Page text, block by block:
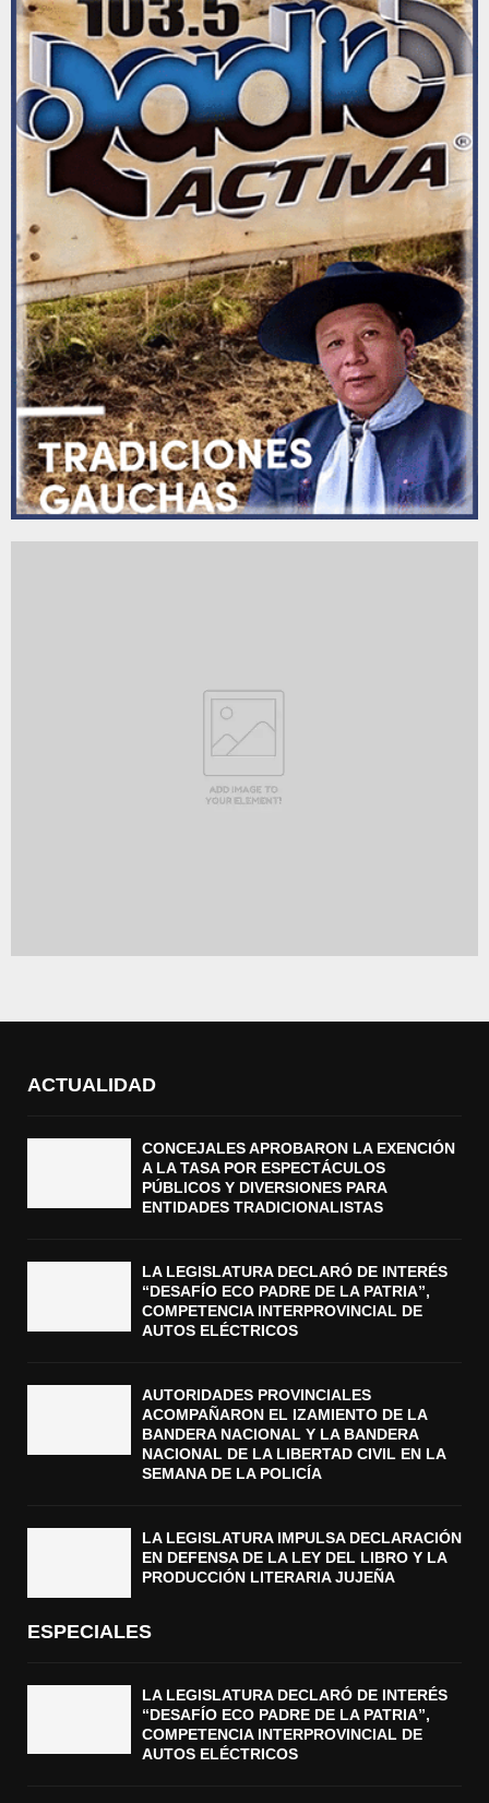
ACTUALIDAD
CONCEJALES APROBARON LA EXENCIÓN
A LA TASA POR ESPECTÁCULOS
PÚBLICOS Y DIVERSIONES PARA
ENTIDADES TRADICIONALISTAS
LA LEGISLATURA DECLARÓ DE INTERÉS
“DESAFÍO ECO PADRE DE LA PATRIA”,
COMPETENCIA INTERPROVINCIAL DE
AUTOS ELÉCTRICOS
AUTORIDADES PROVINCIALES
ACOMPAÑARON EL IZAMIENTO DE LA
BANDERA NACIONAL Y LA BANDERA
NACIONAL DE LA LIBERTAD CIVIL EN LA
SEMANA DE LA POLICÍA
LA LEGISLATURA IMPULSA DECLARACIÓN
EN DEFENSA DE LA LEY DEL LIBRO Y LA
PRODUCCIÓN LITERARIA JUJEÑA
ESPECIALES
LA LEGISLATURA DECLARÓ DE INTERÉS
“DESAFÍO ECO PADRE DE LA PATRIA”,
COMPETENCIA INTERPROVINCIAL DE
AUTOS ELÉCTRICOS